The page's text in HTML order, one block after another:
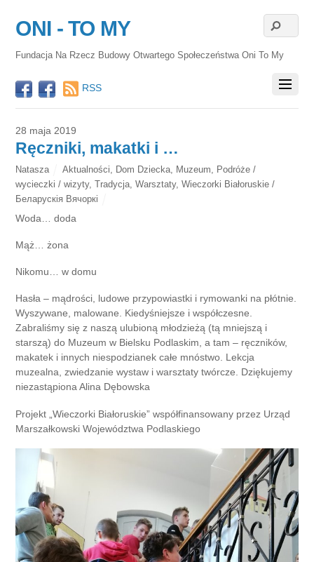
ONI - TO MY
Fundacja Na Rzecz Budowy Otwartego Społeczeństwa Oni To My
RSS
28 maja 2019
Ręczniki, makatki i …
Natasza Aktualności Dom Dziecka Muzeum
Podróże /
wycieczki / wizyty,Tradycja ,Warsztaty,Wieczorki Białoruskie /
Беларускія Вячоркі
Woda… doda
Mąż… żona
Nikomu… w domu
Hasła – mądrości, ludowe przypowiastki i rymowanki na płótnie.
Wyszywane, malowane. Kiedyśniejsze i współczesne.
Zabraliśmy się z naszą ulubioną młodzieżą (tą mniejszą i
starszą) do Muzeum w Bielsku Podlaskim, a tam – ręczników,
makatek i innych niespodzianek całe mnóstwo. Lekcja
muzealna, zwiedzanie wystaw i warsztaty twórcze. Dziękujemy
niezastąpiona Alina Dębowska
Projekt „Wieczorki Białoruskie” współfinansowany przez Urząd
Marszałkowski Województwa Podlaskiego